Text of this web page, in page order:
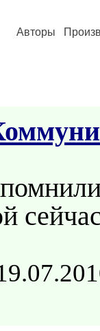
Авторы